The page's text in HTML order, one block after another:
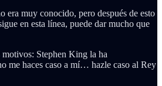
era muy conocido, pero después de esto
en esta línea, puede dar mucho que
Stephen King la ha
me haces caso a mí… hazle caso al Rey